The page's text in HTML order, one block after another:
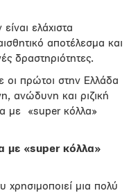
ελάχιστα
αποτέλεσμα και
δραστηριότητες.
οι πρώτοι στην Ελλάδα
ανώδυνη και ριζική
με
«super κόλλα»
με «super κόλλα»
χρησιμοποιεί μια πολύ